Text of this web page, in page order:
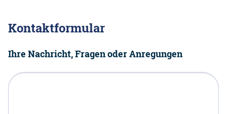
Kontaktformular
Ihre Nachricht, Fragen oder Anregungen